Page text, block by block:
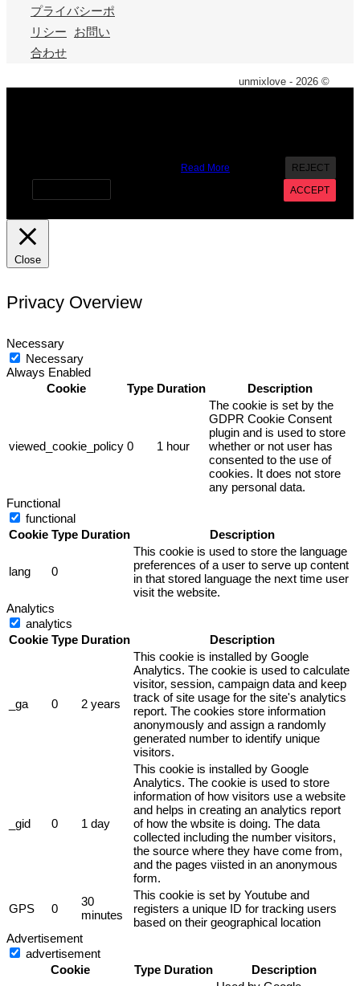
プライバシーポ
リシー
お問い
合わせ
unmixlove - 2026 ©
Read More
REJECT
ACCEPT
Close
Privacy Overview
Necessary
Necessary
Always Enabled
Cookie
Type Duration Description
viewed_cookie_policy 0 1 hour
The cookie is set by the
GDPR Cookie Consent
plugin and is used to store
whether or not user has
consented to the use of
cookies. It does not store
any personal data.
Functional
functional
Cookie Type Duration Description
lang 0
This cookie is used to store the language
preferences of a user to serve up content
in that stored language the next time user
visit the website.
Analytics
analytics
Cookie Type Duration Description
_ga 0 2 years
This cookie is installed by Google
Analytics. The cookie is used to calculate
visitor, session, campaign data and keep
track of site usage for the site's analytics
report. The cookies store information
anonymously and assign a randomly
generated number to identify unique
visitors.
_gid 0 1 day
This cookie is installed by Google
Analytics. The cookie is used to store
information of how visitors use a website
and helps in creating an analytics report
of how the wbsite is doing. The data
collected including the number visitors,
the source where they have come from,
and the pages viisted in an anonymous
form.
GPS 0
30
minutes
This cookie is set by Youtube and
registers a unique ID for tracking users
based on their geographical location
Advertisement
advertisement
Cookie
Type Duration
Description